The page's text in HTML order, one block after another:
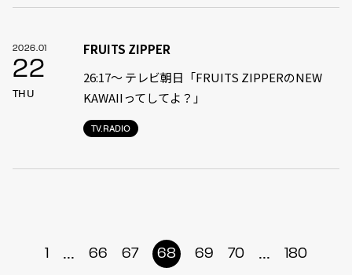
2026.01
22
THU
TV.RADIO
FRUITS ZIPPER
26:17～ テレビ朝日「FRUITS ZIPPERのNEW
KAWAIIってしてよ？」
1 ... 66 67 68 69 70 ... 180